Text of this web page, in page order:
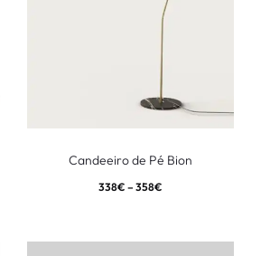
Candeeiro de Pé Bion
338€ – 358€